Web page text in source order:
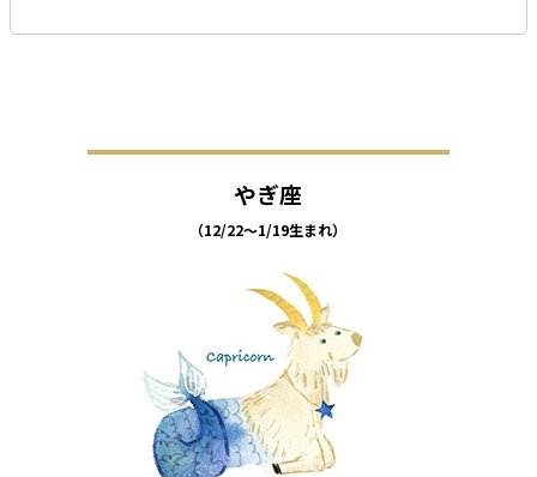
やぎ座
（12/22～1/19生まれ）